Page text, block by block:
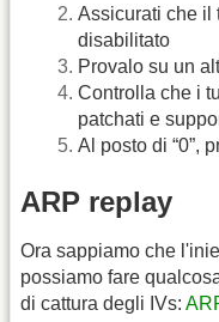
Assicurati che il
disabilitato
Provalo su un
Controlla che i
patchati e
Al posto di “0”,
ARP replay
Ora sappiamo che
possiamo fare
di cattura degli IVs: